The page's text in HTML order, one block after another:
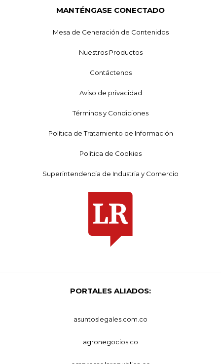
MANTÉNGASE CONECTADO
Mesa de Generación de Contenidos
Nuestros Productos
Contáctenos
Aviso de privacidad
Términos y Condiciones
Política de Tratamiento de Información
Política de Cookies
Superintendencia de Industria y Comercio
PORTALES ALIADOS:
asuntoslegales.com.co
agronegocios.co